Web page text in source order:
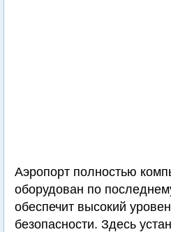
Аэропорт полностью
оборудован по
обеспечит высокий
безопасности. Здесь